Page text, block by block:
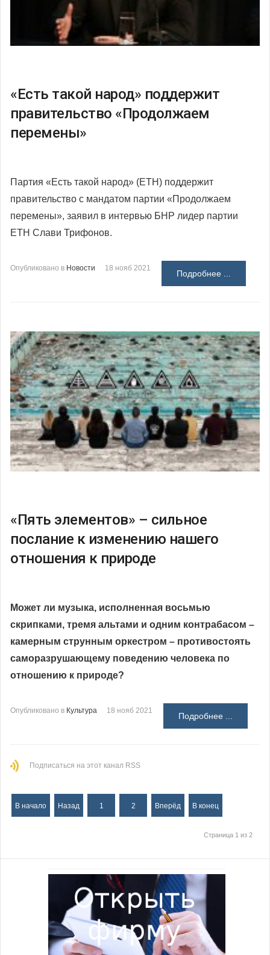
«Есть такой народ» поддержит
правительство «Продолжаем
перемены»
Партия «Есть такой народ» (ЕТН) поддержит
правительство с мандатом партии «Продолжаем
перемены», заявил в интервью БНР лидер партии
ЕТН Слави Трифонов.
Опубликовано в Новости 18 нояб 2021
Подробнее ...
«Пять элементов» – сильное
послание к изменению нашего
отношения к природе
Может ли музыка, исполненная восьмью
скрипками, тремя альтами и одним контрабасом –
камерным струнным оркестром – противостоять
саморазрушающему поведению человека по
отношению к природе?
Опубликовано в Культура 18 нояб 2021
Подробнее ...
Подписаться на этот канал RSS
В начало Назад 1 2 Вперёд В конец
Страница 1 из 2